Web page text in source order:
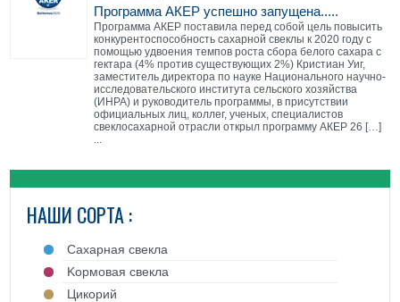
Программа АКЕР успешно запущена.....
Программа АКЕР поставила перед собой цель повысить
конкурентоспособность сахарной свеклы к 2020 году с
помощью удвоения темпов роста сбора белого сахара с
гектара (4% против существующих 2%) Кристиан Уиг,
заместитель директора по науке Национального научно-
исследовательского института сельского хозяйства
(ИНРА) и руководитель программы, в присутствии
официальных лиц, коллег, ученых, специалистов
свеклосахарной отрасли открыл программу АКЕР 26 […]
...
НАШИ СОРТА :
Cахарная свекла
Kормовая свекла
Цикорий